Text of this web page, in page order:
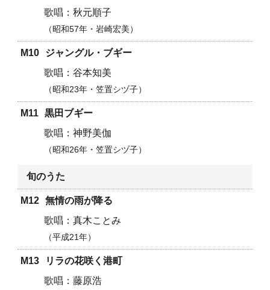
秋元順子
昭和57年・岩崎宏美
M10
ジャングル・ブギー
谷本知美
昭和23年・笠置シヅ子
M11 黒田ブギー
神野美伽
昭和26年・笠置シヅ子
旬のうた
M12 無情の雨が降る
真木ことみ
平成21年
M13
リラの花咲く港町
藤原浩